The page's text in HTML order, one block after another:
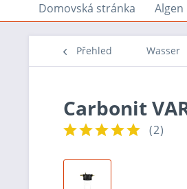
Domovská stránka Algen
Přehled Wasser
Carbonit
(2)